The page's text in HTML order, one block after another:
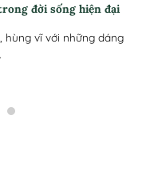
lai mini luôn xanh
như những đám mây